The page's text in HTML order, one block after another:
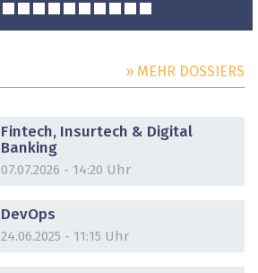
» MEHR DOSSIERS
Fintech, Insurtech & Digital
Banking
07.07.2026 - 14:20 Uhr
DevOps
24.06.2025 - 11:15 Uhr